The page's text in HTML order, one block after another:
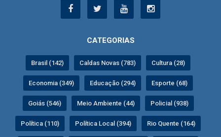
CATEGORIAS
Brasil (142) Caldas Novas (783) Cultura (28)
Economia (349) Educação (294) Esporte (68)
Goiás (546) Meio Ambiente (44) Policial (938)
Política (110) Política Local (394) Rio Quente (164)